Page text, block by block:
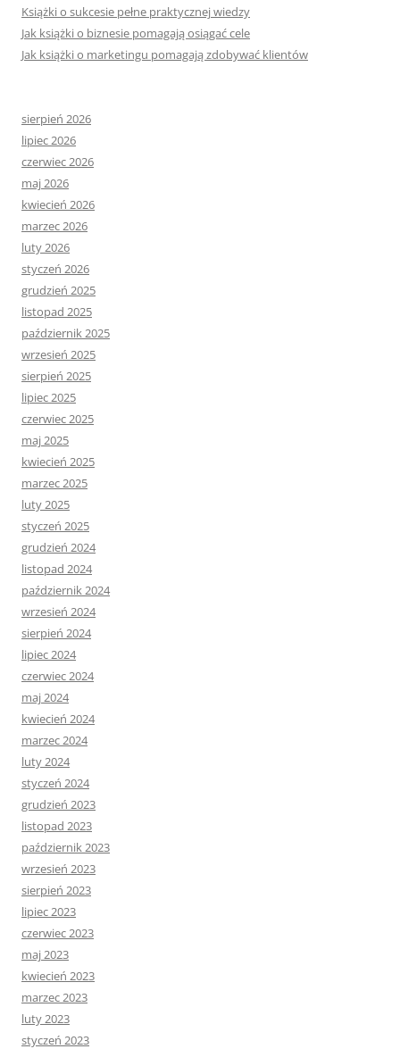
Książki o sukcesie pełne praktycznej wiedzy
Jak książki o biznesie pomagają osiągać cele
Jak książki o marketingu pomagają zdobywać klientów
sierpień 2026
lipiec 2026
czerwiec 2026
maj 2026
kwiecień 2026
marzec 2026
luty 2026
styczeń 2026
grudzień 2025
listopad 2025
październik 2025
wrzesień 2025
sierpień 2025
lipiec 2025
czerwiec 2025
maj 2025
kwiecień 2025
marzec 2025
luty 2025
styczeń 2025
grudzień 2024
listopad 2024
październik 2024
wrzesień 2024
sierpień 2024
lipiec 2024
czerwiec 2024
maj 2024
kwiecień 2024
marzec 2024
luty 2024
styczeń 2024
grudzień 2023
listopad 2023
październik 2023
wrzesień 2023
sierpień 2023
lipiec 2023
czerwiec 2023
maj 2023
kwiecień 2023
marzec 2023
luty 2023
styczeń 2023